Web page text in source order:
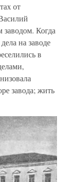
от
Когда
на заводе
в
завода; жить